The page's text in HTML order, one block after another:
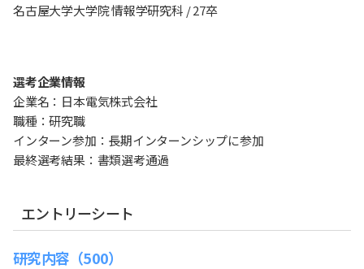
名古屋大学大学院 情報学研究科 / 27卒
選考企業情報
企業名：日本電気株式会社
職種：研究職
インターン参加：長期インターンシップに参加
最終選考結果：書類選考通過
エントリーシート
研究内容（500）